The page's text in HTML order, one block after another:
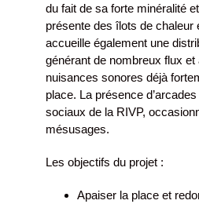
du fait de sa forte minéralité
présente des îlots de chaleur
accueille également une
générant de nombreux flux et
nuisances sonores déjà
place. La présence
sociaux de la RIVP,
mésusages.
Les objectifs du projet :
Apaiser la place et